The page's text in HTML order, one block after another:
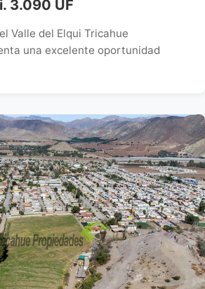
3.090 UF
Valle del Elqui Tricahue
una excelente oportunidad